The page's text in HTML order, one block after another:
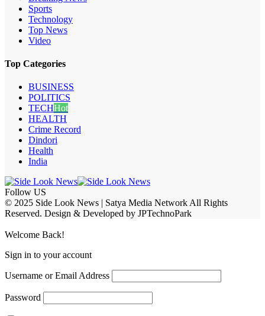
Sports
Technology
Top News
Video
Top Categories
BUSINESS
POLITICS
TECHHot
HEALTH
Crime Record
Dindori
Health
India
Follow US
© 2025 Side Look News | Satya Media Network All Rights
Reserved. Design & Developed by JPTechnoPark
Welcome Back!
Sign in to your account
Username or Email Address
Password